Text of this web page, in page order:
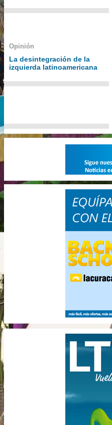
Opinión
La desintegración de la
izquierda latinoamericana